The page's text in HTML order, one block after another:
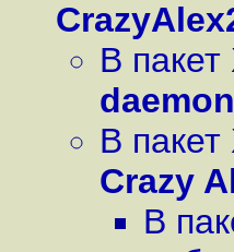
В
В
Crazy
В